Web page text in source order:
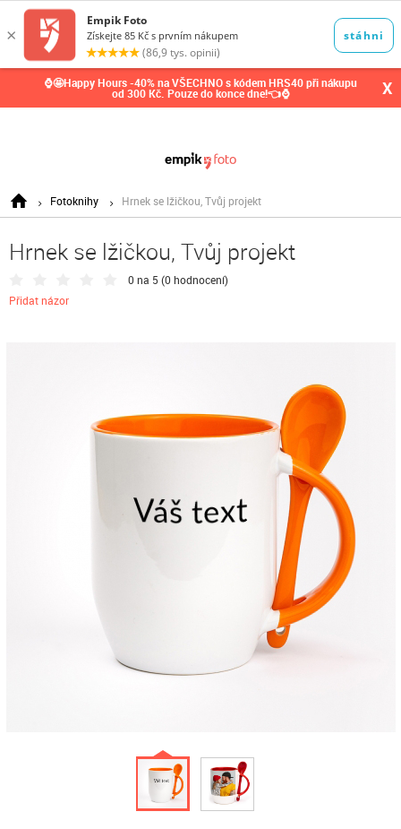
⌚🤩Happy Hours -40% na VŠECHNO s kódem HRS40 při nákupu
od 300 Kč. Pouze do konce dne!👈⌚ X
Fotoknihy Hrnek se lžičkou, Tvůj projekt
Hrnek se lžičkou, Tvůj projekt
0 na 5 (0 hodnocení)
Přidat názor